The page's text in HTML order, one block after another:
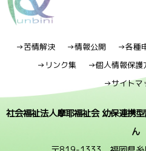
→苦情解決 →情報公開 →各種
→リンク集
→個人情報保護
→サイトマ
社会福祉法人摩耶福祉会 幼保連携
ん